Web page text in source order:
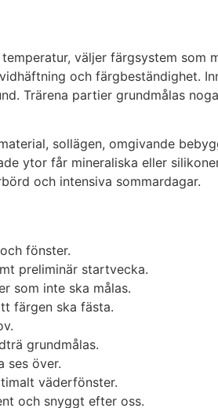
väljer färgsystem som
och färgbeständighet.
Trärena partier grundmålas
sollägen, omgivande
ytor får mineraliska eller
och intensiva sommardagar.
fönster.
preliminär startvecka.
som inte ska målas.
färgen ska fästa.
grundmålas.
ses över.
väderfönster.
och snyggt efter oss.